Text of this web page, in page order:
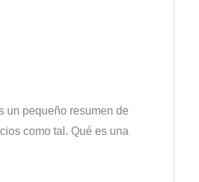
un pequeño resumen de
como tal. Qué es una